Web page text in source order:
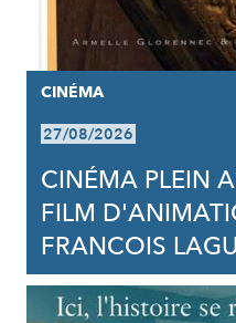
CINÉMA
27/08/2026
CINÉMA PLEIN
FILM
FRANCOIS